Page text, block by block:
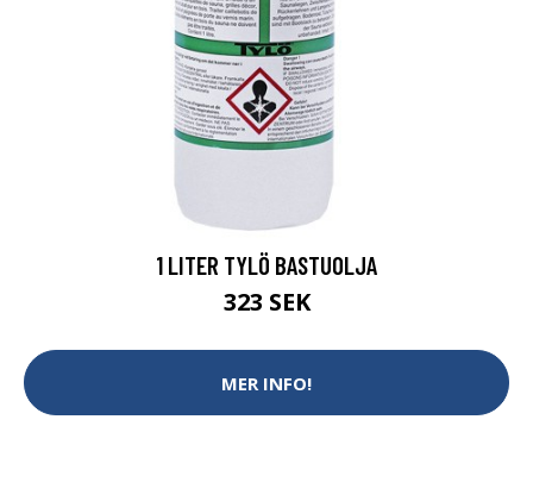
1 LITER TYLÖ BASTUOLJA
323 SEK
MER INFO!